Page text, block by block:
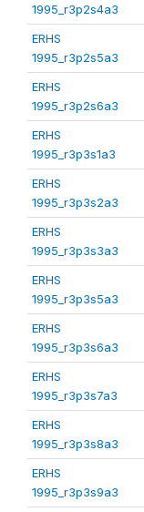
1995_r3p2s4a3
ERHS
1995_r3p2s5a3
ERHS
1995_r3p2s6a3
ERHS
1995_r3p3s1a3
ERHS
1995_r3p3s2a3
ERHS
1995_r3p3s3a3
ERHS
1995_r3p3s5a3
ERHS
1995_r3p3s6a3
ERHS
1995_r3p3s7a3
ERHS
1995_r3p3s8a3
ERHS
1995_r3p3s9a3